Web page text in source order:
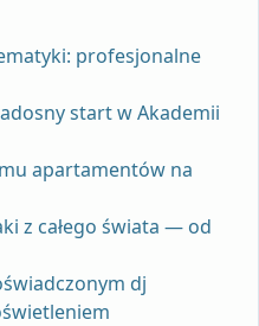
profesjonalne
start w Akademii
apartamentów na
z całego świata — od
dj